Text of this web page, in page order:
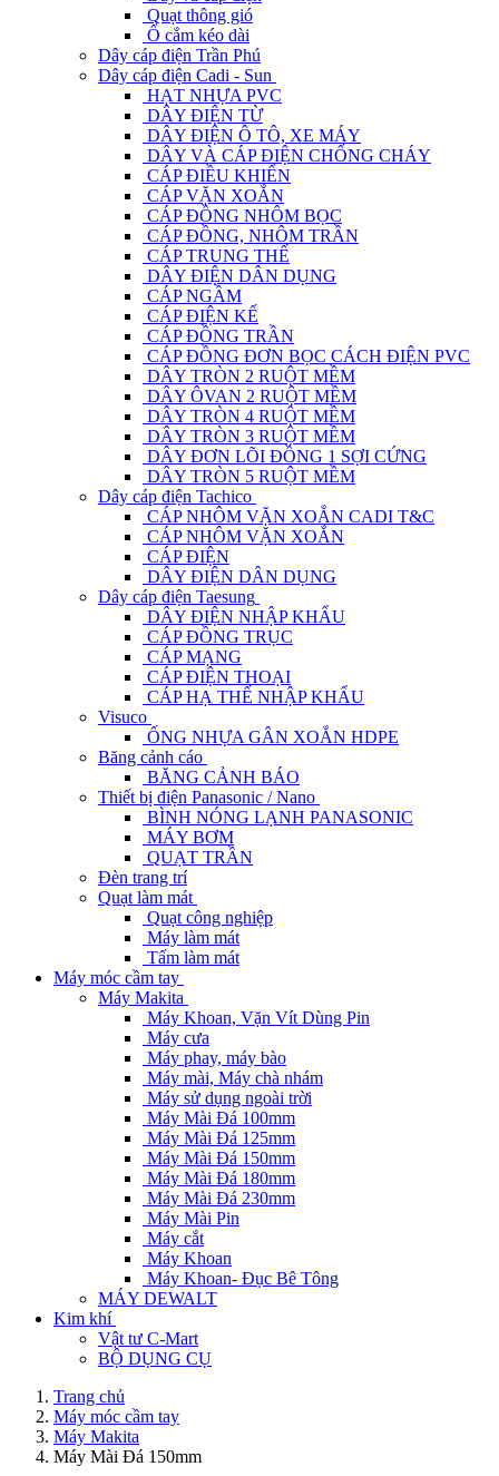
Quạt thông gió
Ổ cắm kéo dài
Dây cáp điện Trần Phú
Dây cáp điện Cadi - Sun
HẠT NHỰA PVC
DÂY ĐIỆN TỪ
DÂY ĐIỆN Ô TÔ, XE MÁY
DÂY VÀ CÁP ĐIỆN CHỐNG CHÁY
CÁP ĐIỀU KHIỂN
CÁP VẶN XOẮN
CÁP ĐỒNG NHÔM BỌC
CÁP ĐỒNG, NHÔM TRẦN
CÁP TRUNG THẾ
DÂY ĐIỆN DÂN DỤNG
CÁP NGẦM
CÁP ĐIỆN KẾ
CÁP ĐỒNG TRẦN
CÁP ĐỒNG ĐƠN BỌC CÁCH ĐIỆN PVC
DÂY TRÒN 2 RUỘT MỀM
DÂY ÔVAN 2 RUỘT MỀM
DÂY TRÒN 4 RUỘT MỀM
DÂY TRÒN 3 RUỘT MỀM
DÂY ĐƠN LÕI ĐỒNG 1 SỢI CỨNG
DÂY TRÒN 5 RUỘT MỀM
Dây cáp điện Tachico
CÁP NHÔM VẶN XOẮN CADI T&C
CÁP NHÔM VẶN XOẮN
CÁP ĐIỆN
DÂY ĐIỆN DÂN DỤNG
Dây cáp điện Taesung
DÂY ĐIỆN NHẬP KHẨU
CÁP ĐỒNG TRỤC
CÁP MẠNG
CÁP ĐIỆN THOẠI
CÁP HẠ THẾ NHẬP KHẨU
Visuco
ỐNG NHỰA GÂN XOẮN HDPE
Băng cảnh cáo
BĂNG CẢNH BÁO
Thiết bị điện Panasonic / Nano
BÌNH NÓNG LẠNH PANASONIC
MÁY BƠM
QUẠT TRẦN
Đèn trang trí
Quạt làm mát
Quạt công nghiệp
Máy làm mát
Tấm làm mát
Máy móc cầm tay
Máy Makita
Máy Khoan, Vặn Vít Dùng Pin
Máy cưa
Máy phay, máy bào
Máy mài, Máy chà nhám
Máy sử dụng ngoài trời
Máy Mài Đá 100mm
Máy Mài Đá 125mm
Máy Mài Đá 150mm
Máy Mài Đá 180mm
Máy Mài Đá 230mm
Máy Mài Pin
Máy cắt
Máy Khoan
Máy Khoan- Đục Bê Tông
MÁY DEWALT
Kim khí
Vật tư C-Mart
BỘ DỤNG CỤ
Trang chủ
Máy móc cầm tay
Máy Makita
Máy Mài Đá 150mm